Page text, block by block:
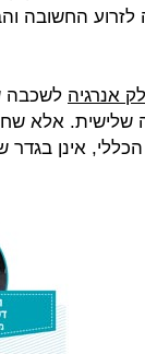
לזרוע החשובה
אנרגיה לשכבה
אלא
אינן